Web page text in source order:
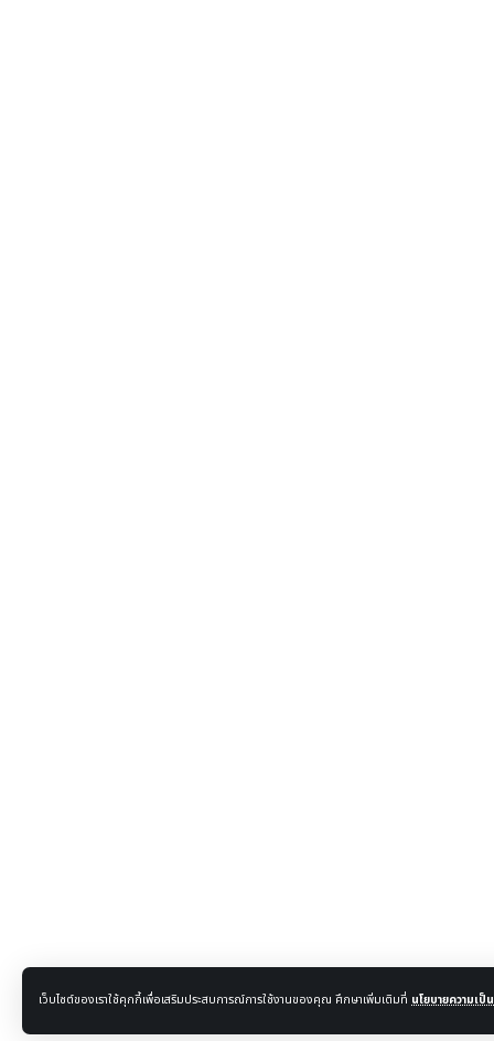
เว็บไซต์ของเราใช้คุกกี้เพื่อเสริมประสบการณ์การใช้งานของคุณ ศึกษาเพิ่มเติมที่ นโยบายความเป็